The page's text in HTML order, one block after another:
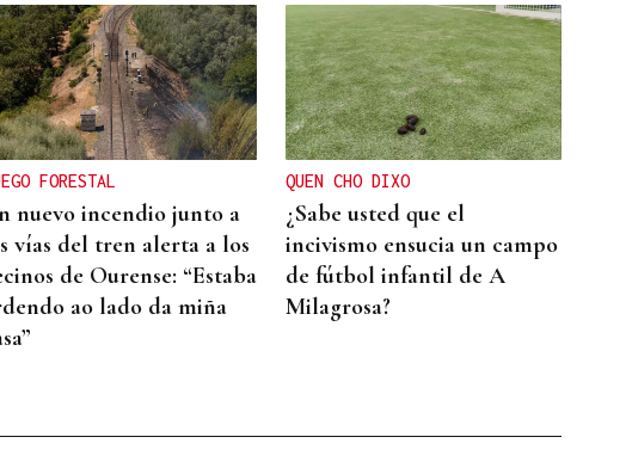
FORESTAL
nuevo incendio junto a
vías del tren alerta a los
de Ourense: “Estaba
ao lado da miña
QUEN CHO DIXO
¿Sabe usted que el
incivismo ensucia un campo
de fútbol infantil de A
Milagrosa?